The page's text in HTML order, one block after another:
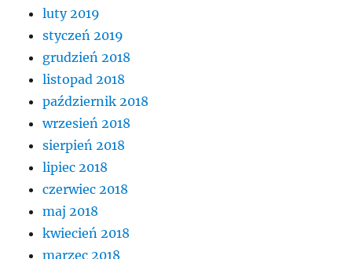
luty 2019
styczeń 2019
grudzień 2018
listopad 2018
październik 2018
wrzesień 2018
sierpień 2018
lipiec 2018
czerwiec 2018
maj 2018
kwiecień 2018
marzec 2018